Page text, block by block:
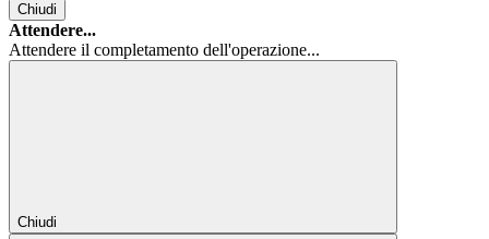
Chiudi
Attendere...
Attendere il completamento dell'operazione...
Chiudi